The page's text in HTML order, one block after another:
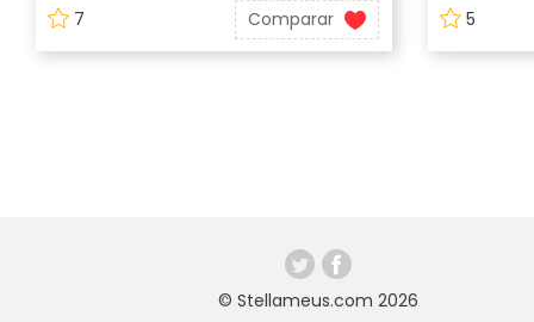
7 Comparar 5
© Stellameus.com 2026